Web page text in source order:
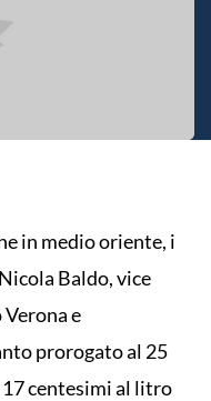
in medio oriente, i
Baldo, vice
e
prorogato al 25
centesimi al litro